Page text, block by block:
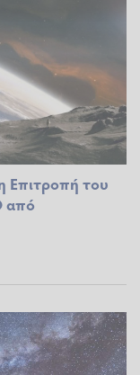
Επιτροπή του
από